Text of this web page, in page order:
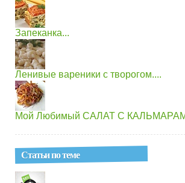
Запеканка...
Ленивые вареники с творогом....
Мой Любимый САЛАТ С
Статьи по теме